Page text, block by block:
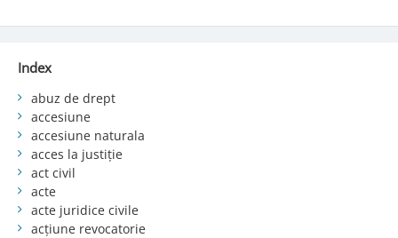
Index
abuz de drept
accesiune
accesiune naturala
acces la justiție
act civil
acte
acte juridice civile
acțiune revocatorie